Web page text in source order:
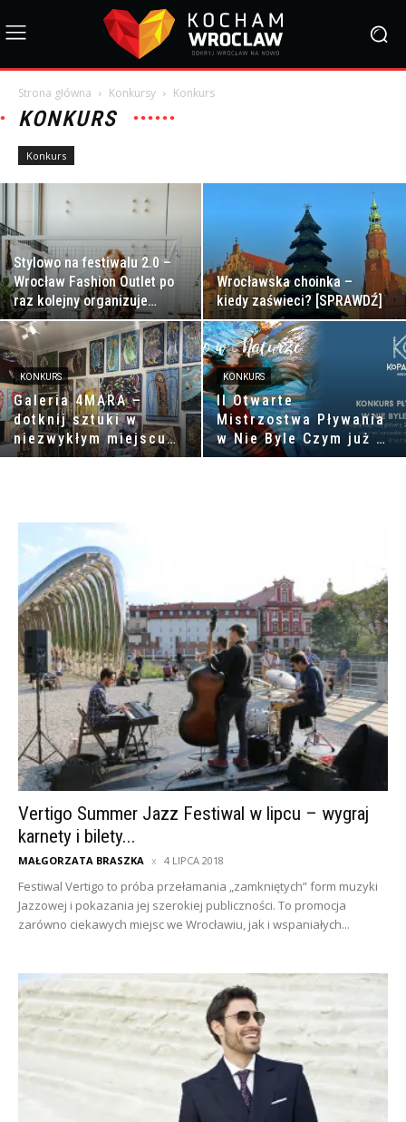
Strona główna Konkursy Konkurs
KONKURS
Konkurs
Stylowo na festiwalu 2.0 –
Wrocław Fashion Outlet po
raz kolejny organizuje
konkurs na najciekawszą...
Wrocławska choinka –
kiedy zaświeci? [SPRAWDŹ]
KONKURS
Galeria 4MARA –
dotknij sztuki w
niezwykłym miejscu
we Wrocławiu!
KONKURS
II Otwarte
Mistrzostwa Pływania
w Nie Byle Czym już 8
września. Do
Vertigo Summer Jazz Festiwal w lipcu – wygraj
karnety i bilety...
MAŁGORZATA BRASZKA 4 LIPCA 2018
Festiwal Vertigo to próba przełamania „zamkniętych” form muzyki
Jazzowej i pokazania jej szerokiej publiczności. To promocja
zarówno ciekawych miejsc we Wrocławiu, jak i wspaniałych...